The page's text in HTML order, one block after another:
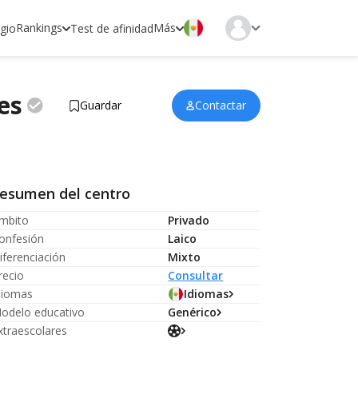
Rankings Test de afinidadMás
Guardar
Contactar
del centro
Privado
Laico
Mixto
Consultar
Idiomas
educativo
Genérico